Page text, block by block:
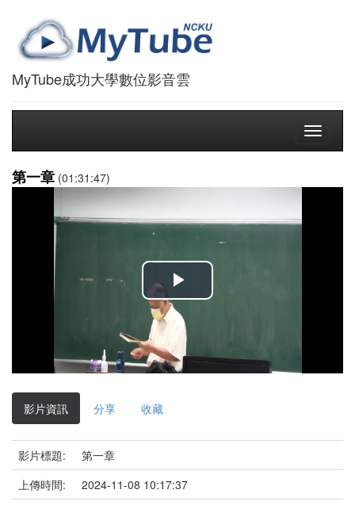
MyTube成功大學數位影音雲
Toggle
第一章 (01:31:47)
播
放
影
影片資訊 分享 收藏
影片標題:
第一章
上傳時間:
2024-11-08 10:17:37